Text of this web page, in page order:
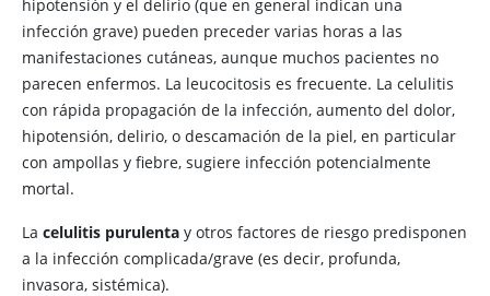
hipotensión y el delirio (que en general indican una
infección grave) pueden preceder varias horas a las
manifestaciones cutáneas, aunque muchos pacientes no
parecen enfermos. La leucocitosis es frecuente. La celulitis
con rápida propagación de la infección, aumento del dolor,
hipotensión, delirio, o descamación de la piel, en particular
con ampollas y fiebre, sugiere infección potencialmente
mortal.
La celulitis purulenta y otros factores de riesgo predisponen
a la infección complicada/grave (es decir, profunda,
invasora, sistémica).